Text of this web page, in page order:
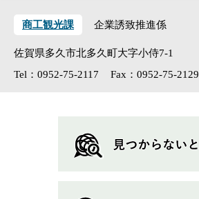
商工観光課 企業誘致推進係
佐賀県多久市北多久町大字小侍7-1
Tel：0952-75-2117
Fax：0952-75-2129